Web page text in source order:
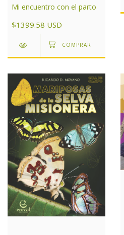
Mi encuentro con el parto
$1399.58 USD